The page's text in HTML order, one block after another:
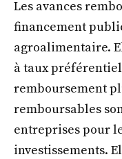
Les avances
financement
agroalimentaire.
à taux
remboursement
remboursables
entreprises pour
investissements.